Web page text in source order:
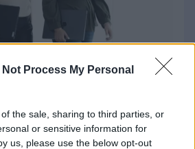
Not Process My Personal
the sale, sharing to third parties, or
or sensitive information for
us, please use the below opt-out
kuluja itselleen